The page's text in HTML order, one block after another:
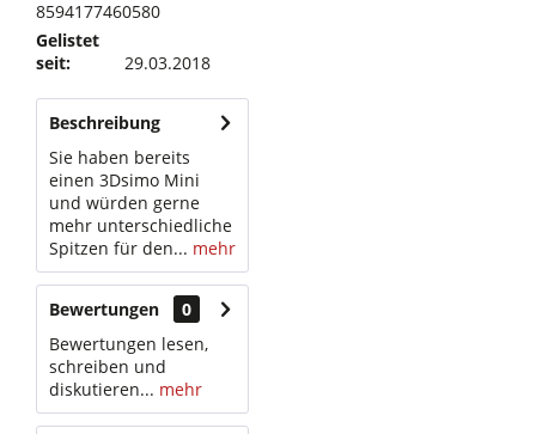
8594177460580
Gelistet
seit:
29.03.2018
Beschreibung
Sie haben bereits
einen 3Dsimo Mini
und würden gerne
mehr unterschiedliche
Spitzen für den... mehr
Bewertungen
0
Bewertungen lesen,
schreiben und
diskutieren... mehr